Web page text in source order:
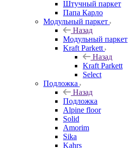
Штучный паркет
Папа Карло
Модульный паркет
Назад
Модульный паркет
Kraft Parkett
Назад
Kraft Parkett
Select
Подложка
Назад
Подложка
Alpine floor
Solid
Amorim
Sika
Kahrs